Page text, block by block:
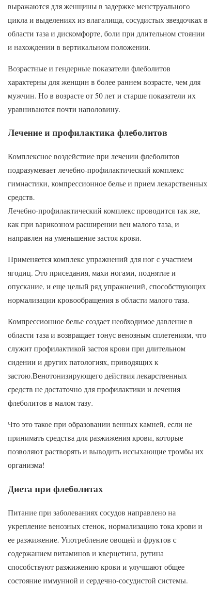
выражаются для женщины в задержке менструального
цикла и выделениях из влагалища, сосудистых звездочках в
области таза и дискомфорте, боли при длительном стоянии
и нахождении в вертикальном положении.
Возрастные и гендерные показатели флеболитов
характерны для женщин в более раннем возрасте, чем для
мужчин. Но в возрасте от 50 лет и старше показатели их
уравниваются почти наполовину.
Лечение и профилактика флеболитов
Комплексное воздействие при лечении флеболитов
подразумевает лечебно-профилактический комплекс
гимнастики, компрессионное белье и прием лекарственных
средств.
Лечебно-профилактический комплекс проводится так же,
как при варикозном расширении вен малого таза, и
направлен на уменьшение застоя крови.
Применяется комплекс упражнений для ног с участием
ягодиц. Это приседания, махи ногами, поднятие и
опускание, и еще целый ряд упражнений, способствующих
нормализации кровообращения в области малого таза.
Компрессионное белье создает необходимое давление в
области таза и возвращает тонус венозным сплетениям, что
служит профилактикой застоя крови при длительном
сидении и других патологиях, приводящих к
застою.Венотонизирующего действия лекарственных
средств не достаточно для профилактики и лечения
флеболитов в малом тазу.
Что это такое при образовании венных камней, если не
принимать средства для разжижения крови, которые
позволяют растворять и выводить иссыхающие тромбы их
организма!
Диета при флеболитах
Питание при заболеваниях сосудов направлено на
укрепление венозных стенок, нормализацию тока крови и
ее разжижение. Употребление овощей и фруктов с
содержанием витаминов и кверцетина, рутина
способствуют разжижению крови и улучшают общее
состояние иммунной и сердечно-сосудистой системы.